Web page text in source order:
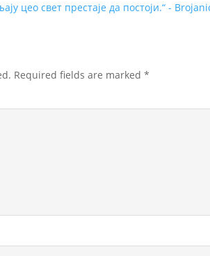
цео свет престаје да постоји.“ -
Required fields are marked*